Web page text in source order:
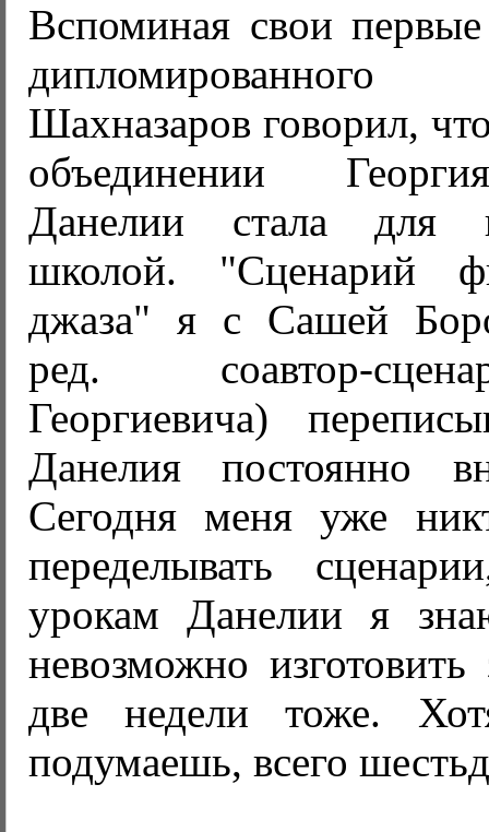
Вспоминая свои
дипломированного
Шахназаров говорил,
объединении
Данелии стала для
школой. "Сценарий
джаза" я с Сашей
ред. соавтор-
Георгиевича)
Данелия постоянно
Сегодня меня уже
переделывать
урокам Данелии я
невозможно
две недели тоже.
подумаешь, всего